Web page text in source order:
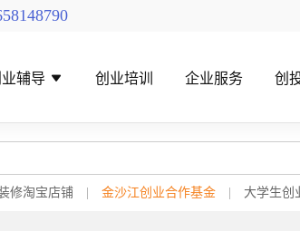
辅导 创业培训 企业服务 创
修淘宝店铺 金沙江创业合作基金 大学生创